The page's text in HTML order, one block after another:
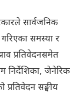
सार्वजनिक
समस्या र
प्रतिवेदनसमेत
निर्देशिका, जेनेरिक
सङ्घीय